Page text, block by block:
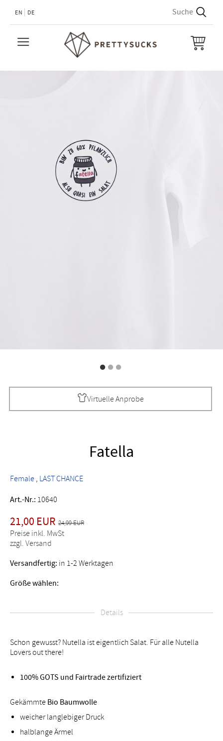
EN DE
Virtuelle Anprobe
Fatella
Female LAST CHANCE
Art.-Nr.: 10640
21,00 EUR 24,99 EUR
Preise inkl. MwSt
zzgl. Versand
Versandfertig: in 1-2 Werktagen
Größe wählen:
Details
Schon gewusst? Nutella ist eigentlich Salat. Für alle Nutella
Lovers out there!
100% GOTS und Fairtrade zertifiziert
Gekämmte Bio Baumwolle
weicher langlebiger Druck
halblange Ärmel